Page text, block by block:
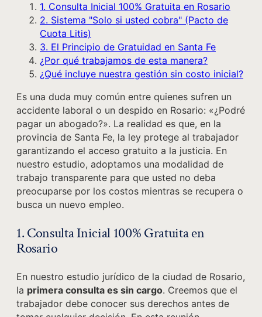
1. Consulta Inicial 100% Gratuita en Rosario
2. Sistema "Solo si usted cobra" (Pacto de
Cuota Litis)
3. El Principio de Gratuidad en Santa Fe
¿Por qué trabajamos de esta manera?
¿Qué incluye nuestra gestión sin costo inicial?
Es una duda muy común entre quienes sufren un
accidente laboral o un despido en Rosario: «¿Podré
pagar un abogado?». La realidad es que, en la
provincia de Santa Fe, la ley protege al trabajador
garantizando el acceso gratuito a la justicia. En
nuestro estudio, adoptamos una modalidad de
trabajo transparente para que usted no deba
preocuparse por los costos mientras se recupera o
busca un nuevo empleo.
1. Consulta Inicial 100% Gratuita en
Rosario
En nuestro estudio jurídico de la ciudad de Rosario,
la primera consulta es sin cargo. Creemos que el
trabajador debe conocer sus derechos antes de